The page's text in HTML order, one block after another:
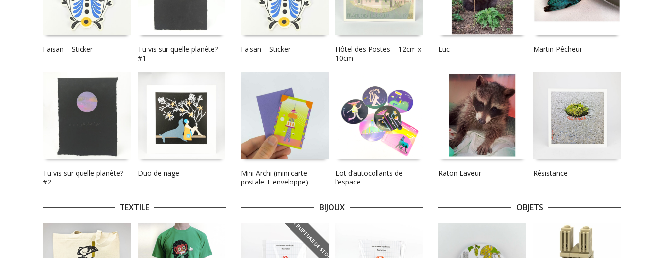
Faisan – Sticker
Tu vis sur quelle planète?
#1
Tu vis sur quelle planète?
#2
Duo de nage
Faisan – Sticker
Hôtel des Postes – 12cm x
10cm
Mini Archi (mini carte
postale + enveloppe)
Lot d’autocollants de
l’espace
Luc Martin Pêcheur
Raton Laveur Résistance
TEXTILE BIJOUX
EN RUPTURE DE STOCK
OBJETS